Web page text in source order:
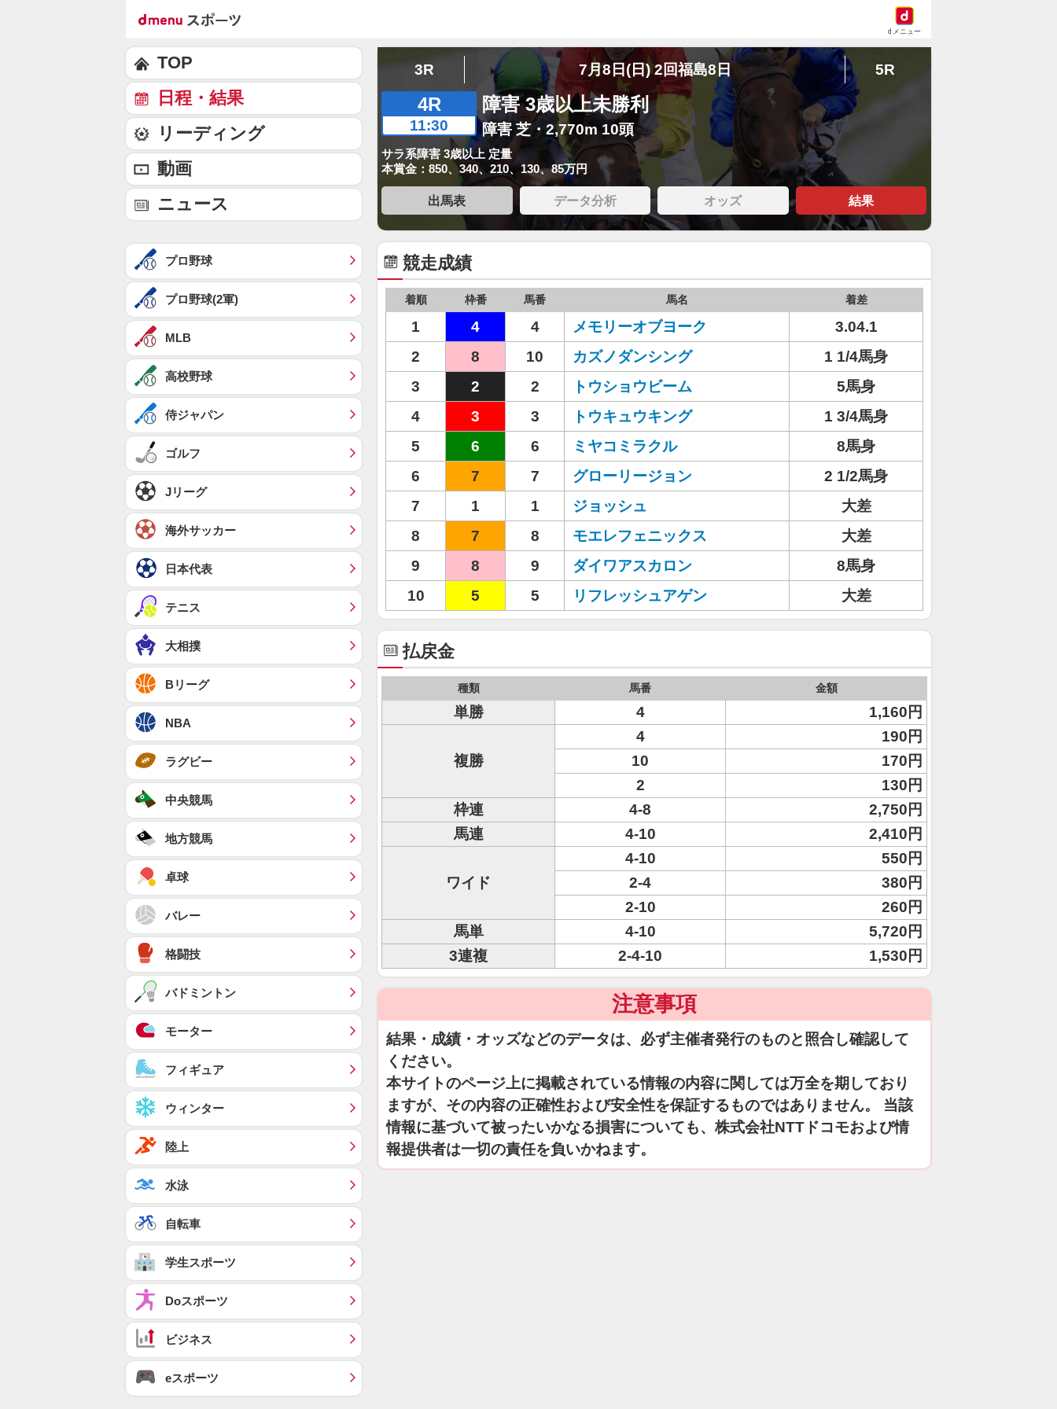
dメニュー
3R 7月8日(日) 2回福島8日 5R
4R
11:30
障害 3歳以上未勝利
障害 芝・2,770m 10頭
サラ系障害 3歳以上 定量
本賞金：850、340、210、130、85万円
出馬表 データ分析 オッズ 結果
競走成績
着順 枠番 馬番 馬名 着差
1 4 4 メモリーオブヨーク
3.04.1
2
8 10 カズノダンシング
1 1/4馬身
3
2 2 トウショウビーム
5馬身
4
3 3 トウキュウキング
1 3/4馬身
5
6 6 ミヤコミラクル
8馬身
6
7 7 グローリージョン
2 1/2馬身
7
1 1 ジョッシュ
大差
8
7 8 モエレフェニックス
大差
9
8 9 ダイワアスカロン
8馬身
10
5 5 リフレッシュアゲン 大差
払戻金
種類 馬番 金額
単勝 4 1,160円
複勝
4
190円
10
170円
2
130円
枠連
4-8
2,750円
馬連
4-10 2,410円
ワイド
4-10
550円
2-4
380円
2-10
260円
馬単
4-10
5,720円
3連複
2-4-10 1,530円
注意事項
結果・成績・オッズなどのデータは、必ず主催者発行のものと照合し確認して
ください。
本サイトのページ上に掲載されている情報の内容に関しては万全を期しており
ますが、その内容の正確性および安全性を保証するものではありません。 当該
情報に基づいて被ったいかなる損害についても、株式会社NTTドコモおよび情
報提供者は一切の責任を負いかねます。
TOP
日程・結果
リーディング
動画
ニュース
プロ野球
プロ野球(2軍)
MLB
高校野球
侍ジャパン
ゴルフ
Jリーグ
海外サッカー
日本代表
テニス
大相撲
Bリーグ
NBA
ラグビー
中央競馬
地方競馬
卓球
バレー
格闘技
バドミントン
モーター
フィギュア
ウィンター
陸上
水泳
自転車
学生スポーツ
Doスポーツ
ビジネス
eスポーツ